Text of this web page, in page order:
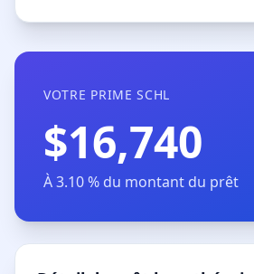
VOTRE PRIME SCHL
$16,740
À 3.10 % du montant du prêt